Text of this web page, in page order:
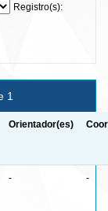
Registro(s):
1
Orientador(es)
- -